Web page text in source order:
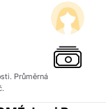
Průměrná